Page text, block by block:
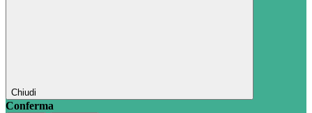
Chiudi
Conferma